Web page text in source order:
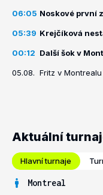
06:05 Noskové první
05:39 Krejčíková
00:12 Další šok v
05.08. Fritz v
Aktuální
Hlavní turnaje
Montreal